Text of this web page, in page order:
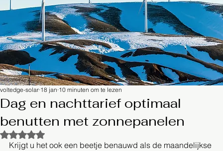
Dag en nachttarief optimaal
benutten met zonnepanelen
voltedge-solar 18 jan 10 minuten om te lezen
Beoordeeld met NaN uit 5 sterren.
Krijgt u het ook een beetje benauwd als de maandelijkse